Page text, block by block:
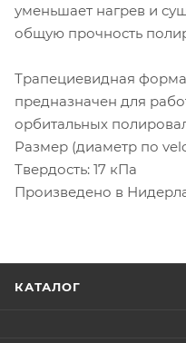
уменьшает нагрев и
общую прочность
Трапециевидная
предназначен для
орбитальных
Размер (диаметр по
Твердость: 17 кПа
Произведено в
КАТАЛОГ